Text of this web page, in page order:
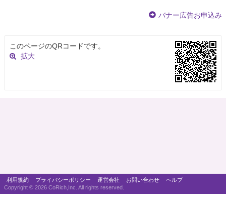
バナー広告お申込み
このページのQRコードです。
拡大
利用規約 プライバシーポリシー 運営会社 お問い合わせ
ヘルプ
Copyright © 2026 CoRich,Inc. All rights reserved.